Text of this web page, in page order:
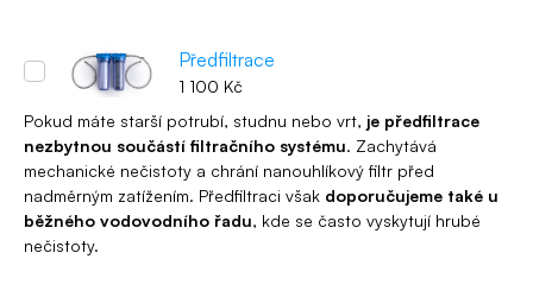
Předfiltrace
1 100 Kč
Pokud máte starší potrubí, studnu nebo vrt, je předfiltrace
nezbytnou součástí filtračního systému. Zachytává
mechanické nečistoty a chrání nanouhlíkový filtr před
nadměrným zatížením. Předfiltraci však doporučujeme také u
běžného vodovodního řadu, kde se často vyskytují hrubé
nečistoty.